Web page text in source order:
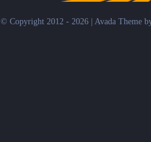
© Copyright 2012 - 2026 | Avada Theme